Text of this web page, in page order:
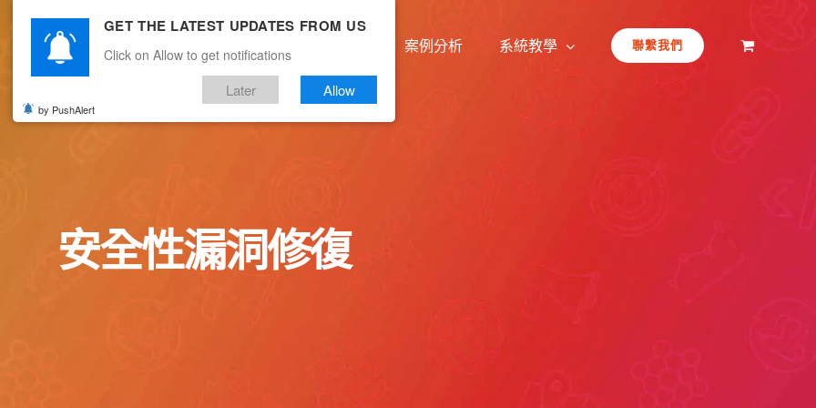
主頁 關於我們 案例分析 系統教學 聯繫我們
安全性漏洞修復
GET THE LATEST UPDATES FROM US
Click on Allow to get notifications
Later Allow
by PushAlert